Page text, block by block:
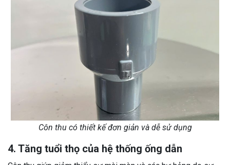
Côn thu có thiết kế đơn giản và dễ sử dụng
4. Tăng tuổi thọ của hệ thống ống dẫn